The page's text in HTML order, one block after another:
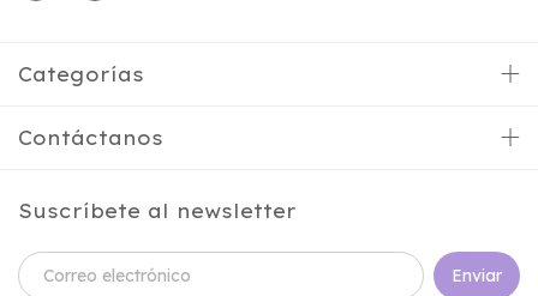
Categorías
Contáctanos
Suscríbete al newsletter